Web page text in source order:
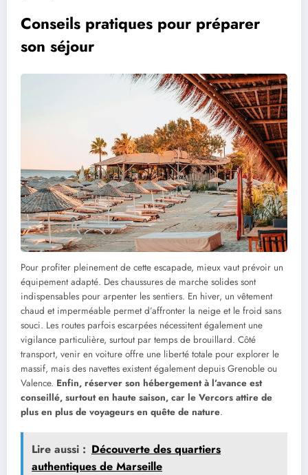
Conseils pratiques pour préparer
son séjour
Pour profiter pleinement de cette escapade, mieux vaut prévoir un
équipement adapté. Des chaussures de marche solides sont
indispensables pour arpenter les sentiers. En hiver, un vêtement
chaud et imperméable permet d’affronter la neige et le froid sans
souci. Les routes parfois escarpées nécessitent également une
vigilance particulière, surtout par temps de brouillard. Côté
transport, venir en voiture offre une liberté totale pour explorer le
massif, mais des navettes existent également depuis Grenoble ou
Valence. Enfin, réserver son hébergement à l’avance est
conseillé, surtout en haute saison, car le Vercors attire de
plus en plus de voyageurs en quête de nature.
Lire aussi : Découverte des quartiers
authentiques de Marseille